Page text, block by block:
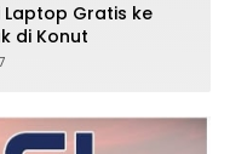
Laptop Gratis ke
di Konut